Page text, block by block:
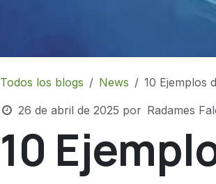
Todos los blogs News
10 Ejemplos
26 de abril de 2025 por Radames
10